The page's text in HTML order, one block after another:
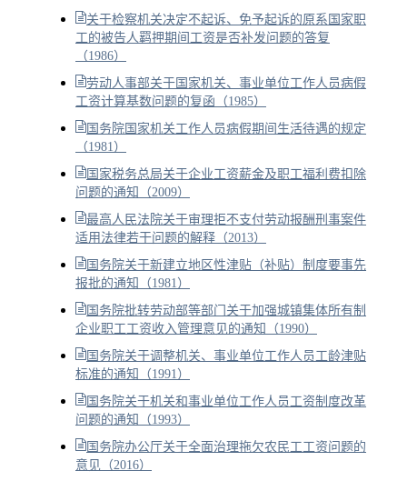
关于检察机关决定不起诉、免予起诉的原系国家职
工的被告人羁押期间工资是否补发问题的答复
（1986）
劳动人事部关于国家机关、事业单位工作人员病假
工资计算基数问题的复函（1985）
国务院国家机关工作人员病假期间生活待遇的规定
（1981）
国家税务总局关于企业工资薪金及职工福利费扣除
问题的通知（2009）
最高人民法院关于审理拒不支付劳动报酬刑事案件
适用法律若干问题的解释（2013）
国务院关于新建立地区性津贴（补贴）制度要事先
报批的通知（1981）
国务院批转劳动部等部门关于加强城镇集体所有制
企业职工工资收入管理意见的通知（1990）
国务院关于调整机关、事业单位工作人员工龄津贴
标准的通知（1991）
国务院关于机关和事业单位工作人员工资制度改革
问题的通知（1993）
国务院办公厅关于全面治理拖欠农民工工资问题的
意见（2016）